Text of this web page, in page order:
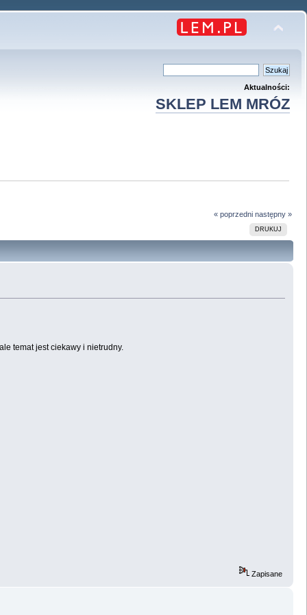
Aktualności:
SKLEP LEM MRÓZ
« poprzedni następny »
DRUKUJ
temat jest ciekawy i nietrudny.
Zapisane